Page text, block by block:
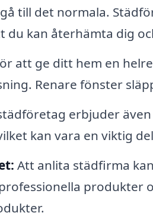
till det normala.
du kan återhämta dig
att ge ditt hem en
Renare fönster
erbjuder
kan vara en viktig
Att anlita städfirma
produkter